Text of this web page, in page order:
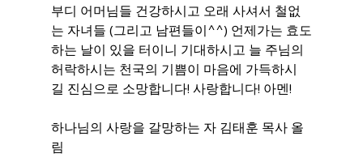
부디 어머님들 건강하시고 오래 사셔서 철없
는 자녀들 (그리고 남편들이^^) 언제가는 효도
하는 날이 있을 터이니 기대하시고 늘 주님의
허락하시는 천국의 기쁨이 마음에 가득하시
길 진심으로 소망합니다! 사랑합니다! 아멘!
하나님의 사랑을 갈망하는 자 김태훈 목사 올
림